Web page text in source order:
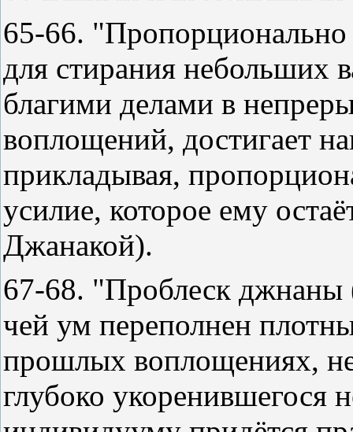
65-66. "Пропорционально
для стирания небольших
благими делами в
воплощений, достигает
прикладывая,
усилие, которое ему
Джанакой).
67-68. "Проблеск джнаны
чей ум переполнен
прошлых воплощениях,
глубоко укоренившегося